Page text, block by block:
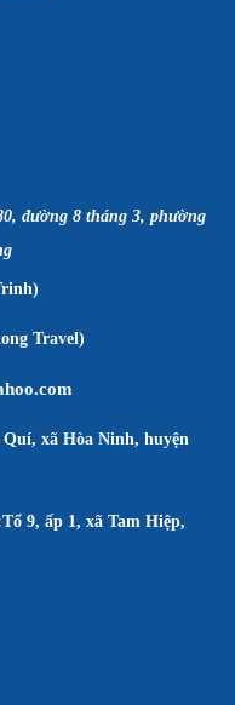
đường 8 tháng 3, phường
Travel)
xã Hòa Ninh, huyện
9, ấp 1, xã Tam Hiệp,